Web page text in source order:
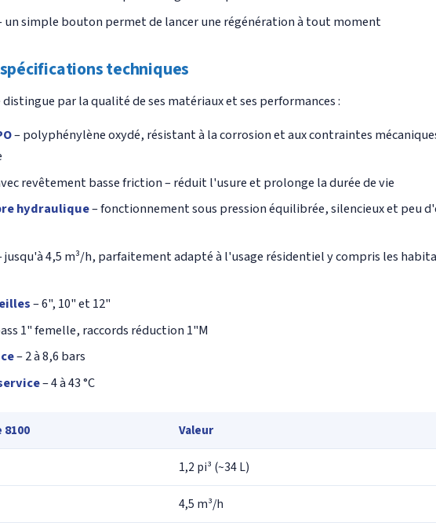
un simple bouton permet de lancer une régénération à tout moment
techniques
distingue par la qualité de ses matériaux et ses performances :
– polyphénylène oxydé, résistant à la corrosion et aux contraintes
revêtement basse friction – réduit l'usure et prolonge la durée de vie
hydraulique– fonctionnement sous pression équilibrée, silencieux et peu
jusqu'à 4,5 m³/h, parfaitement adapté à l'usage résidentiel y compris les
– 6", 10" et 12"
1" femelle, raccords réduction 1"M
– 2 à 8,6 bars
– 4 à 43 °C
Valeur
1,2 pi³ (~34 L)
4,5 m³/h